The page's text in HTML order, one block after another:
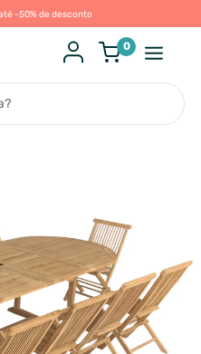
-50% de desconto
0